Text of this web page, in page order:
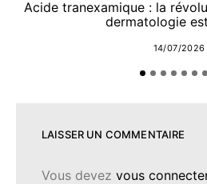
Acide tranexamique : la
dermatologie
14/07/2026
LAISSER UN COMMENTAIRE
Vous devez vous